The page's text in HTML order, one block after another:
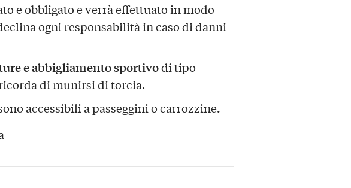
e obbligato e verrà effettuato in modo
ogni responsabilità in caso di danni
e abbigliamento sportivodi tipo
di munirsi di torcia.
accessibili a passeggini o carrozzine.